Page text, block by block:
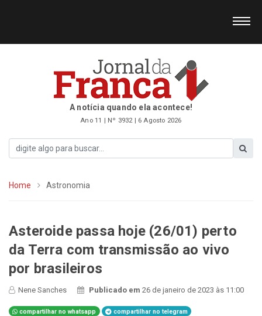
A notícia quando ela acontece!
Ano 11 | Nº 3932 | 6 Agosto 2026
Home Astronomia
Asteroide passa hoje (26/01) perto
da Terra com transmissão ao vivo
por brasileiros
Nene Sanches Publicado em26 de janeiro de 2023 às 11:00
compartilhar no whatsapp
compartilhar no telegram